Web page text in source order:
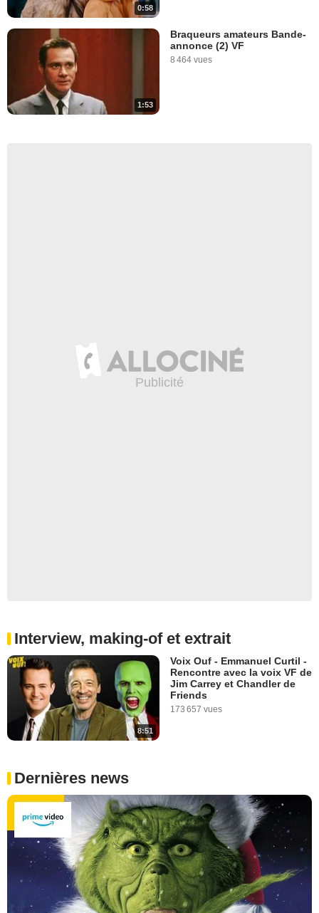
0:58
1:53
Braqueurs amateurs Bande-
annonce (2) VF
8 464 vues
Interview, making-of et extrait
8:51
Voix Ouf - Emmanuel Curtil -
Rencontre avec la voix VF de
Jim Carrey et Chandler de
Friends
173 657 vues
Dernières news